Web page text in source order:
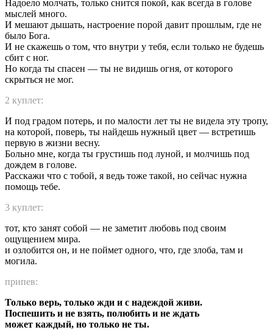
Надоело молчать, только снится покой, как всегда в голове
мыслей много.
И мешают дышать, настроение порой давит прошлым, где не
было Бога.
И не скажешь о том, что внутри у тебя, если только не будешь
сбит с ног.
Но когда ты спасен — ты не видишь огня, от которого
скрыться не мог.
2 куплет:
И под градом потерь, и по малости лет ты не видела эту тропу,
на которой, поверь, ты найдешь нужный цвет — встретишь
первую в жизни весну.
Больно мне, когда ты грустишь под луной, и молчишь под
дождем в голове.
Расскажи что с тобой, я ведь тоже такой, но сейчас нужна
помощь тебе.
3 куплет:
тот, кто занят собой — не заметит любовь под своим
ощущением мира.
и озлобится он, и не поймет одного, что, где злоба, там и
могила.
припев:
Только верь, только жди и с надеждой живи.
Поспешить и не взять, полюбить и не ждать
может каждый, но только не ты.